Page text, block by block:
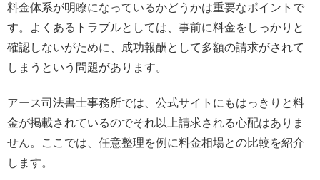
料金体系が明瞭になっているかどうかは重要なポイントで
す。よくあるトラブルとしては、事前に料金をしっかりと
確認しないがために、成功報酬として多額の請求がされて
しまうという問題があります。
アース司法書士事務所では、公式サイトにもはっきりと料
金が掲載されているのでそれ以上請求される心配はありま
せん。ここでは、任意整理を例に料金相場との比較を紹介
します。